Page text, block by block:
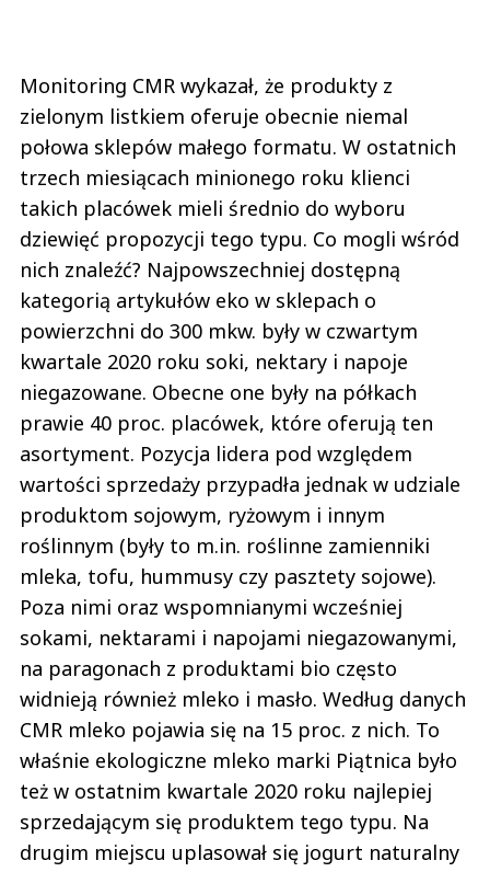
Monitoring CMR wykazał, że produkty z
zielonym listkiem oferuje obecnie niemal
połowa sklepów małego formatu. W ostatnich
trzech miesiącach minionego roku klienci
takich placówek mieli średnio do wyboru
dziewięć propozycji tego typu. Co mogli wśród
nich znaleźć? Najpowszechniej dostępną
kategorią artykułów eko w sklepach o
powierzchni do 300 mkw. były w czwartym
kwartale 2020 roku soki, nektary i napoje
niegazowane. Obecne one były na półkach
prawie 40 proc. placówek, które oferują ten
asortyment. Pozycja lidera pod względem
wartości sprzedaży przypadła jednak w udziale
produktom sojowym, ryżowym i innym
roślinnym (były to m.in. roślinne zamienniki
mleka, tofu, hummusy czy pasztety sojowe).
Poza nimi oraz wspomnianymi wcześniej
sokami, nektarami i napojami niegazowanymi,
na paragonach z produktami bio często
widnieją również mleko i masło. Według danych
CMR mleko pojawia się na 15 proc. z nich. To
właśnie ekologiczne mleko marki Piątnica było
też w ostatnim kwartale 2020 roku najlepiej
sprzedającym się produktem tego typu. Na
drugim miejscu uplasował się jogurt naturalny